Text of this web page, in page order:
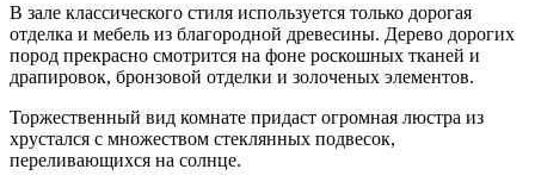
В зале классического стиля используется только дорогая
отделка и мебель из благородной древесины. Дерево дорогих
пород прекрасно смотрится на фоне роскошных тканей и
драпировок, бронзовой отделки и золоченых элементов.
Торжественный вид комнате придаст огромная люстра из
хрустался с множеством стеклянных подвесок,
переливающихся на солнце.